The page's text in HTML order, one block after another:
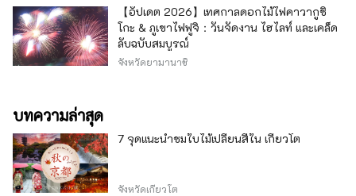
【อัปเดต 2026】เทศกาลดอกไม้ไฟคาวากูชิ
โกะ & ภูเขาไฟฟูจิ：วันจัดงาน ไฮไลท์ และเคล็ด
ลับฉบับสมบูรณ์
จังหวัดยามานาชิ
บทความล่าสุด
7 จุดแนะนำชมใบไม้เปลี่ยนสีใน เกียวโต
จังหวัดเกียวโต